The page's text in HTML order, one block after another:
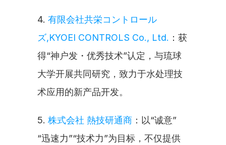
4. 有限会社共栄コントロール
ズ,KYOEI CONTROLS Co., Ltd. ：获
得“神户发・优秀技术”认定，与琉球
大学开展共同研究，致力于水处理技
术应用的新产品开发。
5. 株式会社 熱技研通商 ：以“诚意”
“迅速力”“技术力”为目标，不仅提供